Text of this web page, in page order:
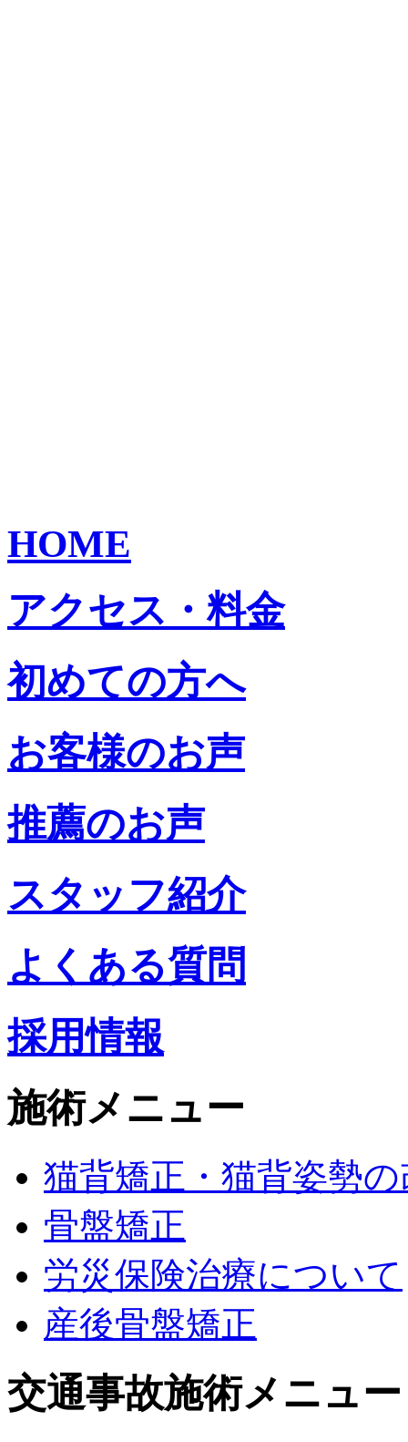
HOME
アクセス・料金
初めての方へ
お客様のお声
推薦のお声
スタッフ紹介
よくある質問
採用情報
施術メニュー
猫背矯正・猫背姿勢
骨盤矯正
労災保険治療について
産後骨盤矯正
交通事故施術メニュー